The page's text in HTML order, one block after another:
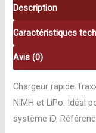
x
NI-
MH
8,4V
3000MAH
2923X
LONG
PRISE
Description
Caractéristiques
Avis (0)
Chargeur rapide
NiMH et LiPo. Idéal
système iD.